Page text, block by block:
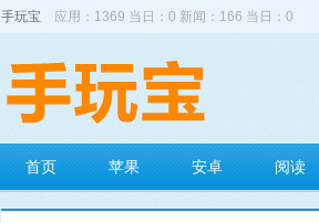
手玩宝 应用：1369 当日：0 新闻：166 当日：0
首页 苹果 安卓 阅读